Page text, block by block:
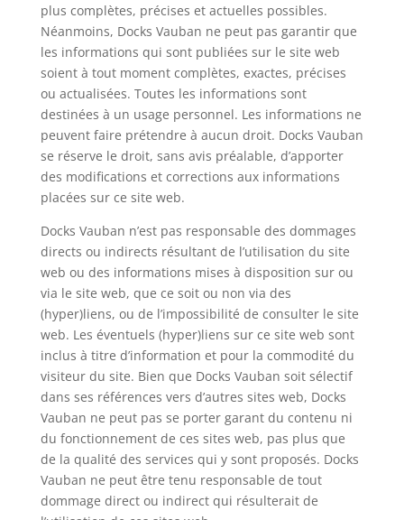
plus complètes, précises et actuelles possibles.
Néanmoins, Docks Vauban ne peut pas garantir que
les informations qui sont publiées sur le site web
soient à tout moment complètes, exactes, précises
ou actualisées. Toutes les informations sont
destinées à un usage personnel. Les informations ne
peuvent faire prétendre à aucun droit. Docks Vauban
se réserve le droit, sans avis préalable, d’apporter
des modifications et corrections aux informations
placées sur ce site web.
Docks Vauban n’est pas responsable des dommages
directs ou indirects résultant de l’utilisation du site
web ou des informations mises à disposition sur ou
via le site web, que ce soit ou non via des
(hyper)liens, ou de l’impossibilité de consulter le site
web. Les éventuels (hyper)liens sur ce site web sont
inclus à titre d’information et pour la commodité du
visiteur du site. Bien que Docks Vauban soit sélectif
dans ses références vers d’autres sites web, Docks
Vauban ne peut pas se porter garant du contenu ni
du fonctionnement de ces sites web, pas plus que
de la qualité des services qui y sont proposés. Docks
Vauban ne peut être tenu responsable de tout
dommage direct ou indirect qui résulterait de